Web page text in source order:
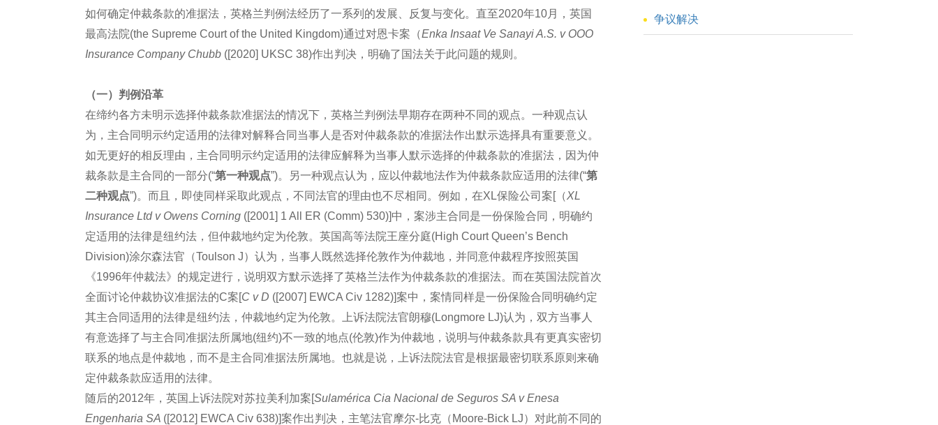
如何确定仲裁条款的准据法，英格兰判例法经历了一系列的发展、反复与变化。直至2020年10月，英国
最高法院(the Supreme Court of the United Kingdom)通过对恩卡案（Enka Insaat Ve Sanayi A.S. v OOO
Insurance Company Chubb ([2020] UKSC 38)作出判决，明确了国法关于此问题的规则。
（一）判例沿革
在缔约各方未明示选择仲裁条款准据法的情况下，英格兰判例法早期存在两种不同的观点。一种观点认
为，主合同明示约定适用的法律对解释合同当事人是否对仲裁条款的准据法作出默示选择具有重要意义。
如无更好的相反理由，主合同明示约定适用的法律应解释为当事人默示选择的仲裁条款的准据法，因为仲
裁条款是主合同的一部分(“第一种观点”)。另一种观点认为，应以仲裁地法作为仲裁条款应适用的法律(“第
二种观点”)。而且，即使同样采取此观点，不同法官的理由也不尽相同。例如，在XL保险公司案[（XL
Insurance Ltd v Owens Corning ([2001] 1 All ER (Comm) 530)]中，案涉主合同是一份保险合同，明确约
定适用的法律是纽约法，但仲裁地约定为伦敦。英国高等法院王座分庭(High Court Queen’s Bench
Division)涂尔森法官（Toulson J）认为，当事人既然选择伦敦作为仲裁地，并同意仲裁程序按照英国
《1996年仲裁法》的规定进行，说明双方默示选择了英格兰法作为仲裁条款的准据法。而在英国法院首次
全面讨论仲裁协议准据法的C案[C v D ([2007] EWCA Civ 1282)]案中，案情同样是一份保险合同明确约定
其主合同适用的法律是纽约法，仲裁地约定为伦敦。上诉法院法官朗穆(Longmore LJ)认为，双方当事人
有意选择了与主合同准据法所属地(纽约)不一致的地点(伦敦)作为仲裁地，说明与仲裁条款具有更真实密切
联系的地点是仲裁地，而不是主合同准据法所属地。也就是说，上诉法院法官是根据最密切联系原则来确
定仲裁条款应适用的法律。
随后的2012年，英国上诉法院对苏拉美利加案[Sulamérica Cia Nacional de Seguros SA v Enesa
Engenharia SA ([2012] EWCA Civ 638)]案作出判决，主笔法官摩尔-比克（Moore-Bick LJ）对此前不同的
争议解决